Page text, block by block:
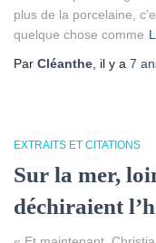
plus de la porcelaine,
quelque chose comme
Par Cléanthe , il y a 7
EXTRAITS ET CITATIONS
Sur la mer,
déchiraient